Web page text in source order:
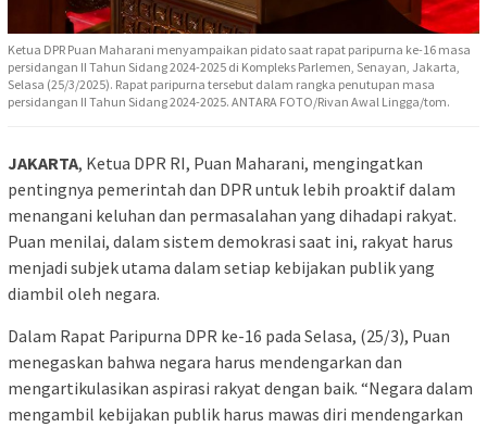
Ketua DPR Puan Maharani menyampaikan pidato saat rapat paripurna ke-16 masa
persidangan II Tahun Sidang 2024-2025 di Kompleks Parlemen, Senayan, Jakarta,
Selasa (25/3/2025). Rapat paripurna tersebut dalam rangka penutupan masa
persidangan II Tahun Sidang 2024-2025. ANTARA FOTO/Rivan Awal Lingga/tom.
JAKARTA, Ketua DPR RI, Puan Maharani, mengingatkan
pentingnya pemerintah dan DPR untuk lebih proaktif dalam
menangani keluhan dan permasalahan yang dihadapi rakyat.
Puan menilai, dalam sistem demokrasi saat ini, rakyat harus
menjadi subjek utama dalam setiap kebijakan publik yang
diambil oleh negara.
Dalam Rapat Paripurna DPR ke-16 pada Selasa, (25/3), Puan
menegaskan bahwa negara harus mendengarkan dan
mengartikulasikan aspirasi rakyat dengan baik. “Negara dalam
mengambil kebijakan publik harus mawas diri mendengarkan